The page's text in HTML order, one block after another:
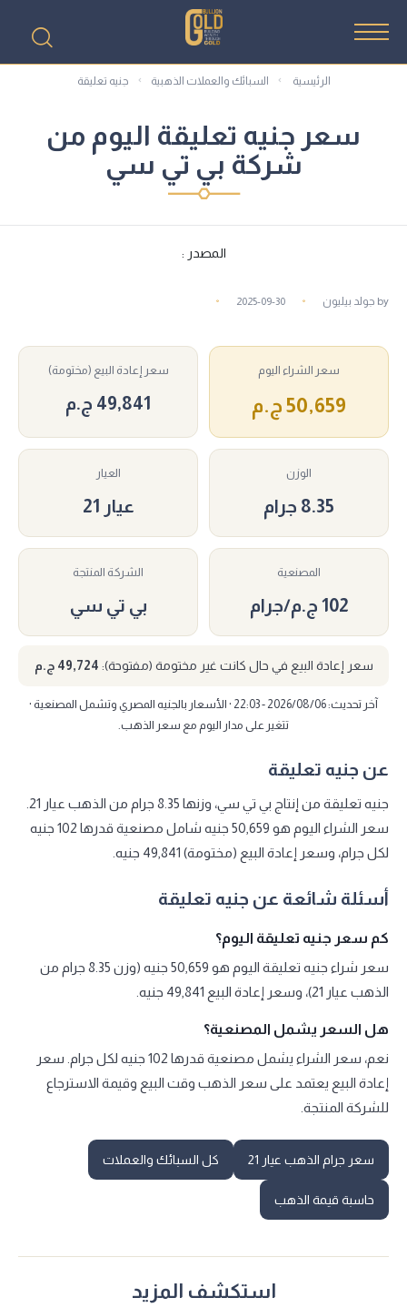
الرئيسية السبائك والعملات الذهبية جنيه تعليقة
سعر جنيه تعليقة اليوم من
شركة بي تي سي
المصدر :
by جولد بيليون 2025-09-30
سعر الشراء اليوم
50,659 ج.م
سعر إعادة البيع (مختومة)
49,841 ج.م
الوزن
8.35 جرام
العيار
عيار 21
المصنعية
102 ج.م/جرام
الشركة المنتجة
بي تي سي
سعر إعادة البيع في حال كانت غير مختومة (مفتوحة): 49,724 ج.م
آخر تحديث: 2026/08/06 - 22:03 · الأسعار بالجنيه المصري وتشمل المصنعية ·
تتغير على مدار اليوم مع سعر الذهب.
عن جنيه تعليقة
سعر الشراء اليوم هو 50,659 جنيه شامل مصنعية قدرها 102 جنيه
لكل جرام، وسعر إعادة البيع (مختومة) 49,841 جنيه.
أسئلة شائعة عن جنيه تعليقة
كم سعر جنيه تعليقة اليوم؟
سعر شراء جنيه تعليقة اليوم هو 50,659 جنيه (وزن 8.35 جرام من
الذهب عيار 21)، وسعر إعادة البيع 49,841 جنيه.
هل السعر يشمل المصنعية؟
نعم، سعر الشراء يشمل مصنعية قدرها 102 جنيه لكل جرام. سعر
إعادة البيع يعتمد على سعر الذهب وقت البيع وقيمة الاسترجاع
للشركة المنتجة.
سعر جرام الذهب عيار 21 كل السبائك والعملات
حاسبة قيمة الذهب
استكشف المزيد